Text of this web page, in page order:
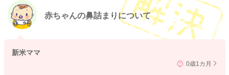
赤ちゃんの鼻詰まりについて
新米ママ
0歳1カ月